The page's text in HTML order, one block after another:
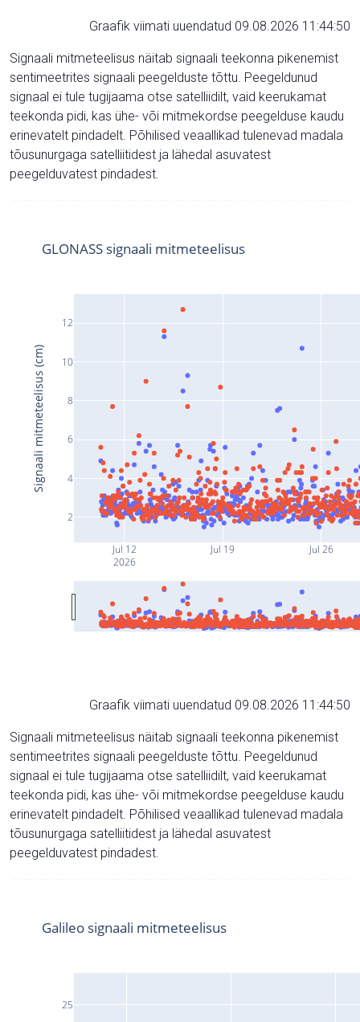
Graafik viimati uuendatud 09.08.2026 11:44:50
Signaali mitmeteelisus näitab signaali teekonna pikenemist
sentimeetrites signaali peegelduste tõttu. Peegeldunud
signaal ei tule tugijaama otse satelliidilt, vaid keerukamat
teekonda pidi, kas ühe- või mitmekordse peegelduse kaudu
erinevatelt pindadelt. Põhilised veaallikad tulenevad madala
tõusunurgaga satelliitidest ja lähedal asuvatest
peegelduvatest pindadest.
Jul 12
2026
Jul 19 Jul 26
2
4
6
8
10
12
GLONASS signaali mitmeteelisus
Signaali mitmeteelisus (cm)
Graafik viimati uuendatud 09.08.2026 11:44:50
Signaali mitmeteelisus näitab signaali teekonna pikenemist
sentimeetrites signaali peegelduste tõttu. Peegeldunud
signaal ei tule tugijaama otse satelliidilt, vaid keerukamat
teekonda pidi, kas ühe- või mitmekordse peegelduse kaudu
erinevatelt pindadelt. Põhilised veaallikad tulenevad madala
tõusunurgaga satelliitidest ja lähedal asuvatest
peegelduvatest pindadest.
25
Galileo signaali mitmeteelisus